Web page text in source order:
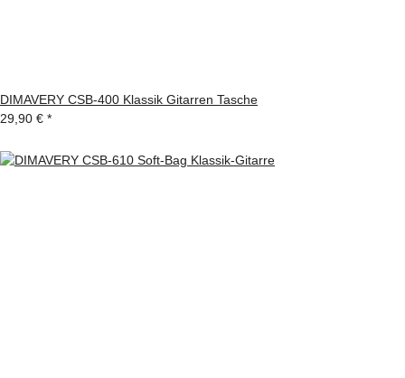
DIMAVERY CSB-400 Klassik Gitarren Tasche
29,90 € *